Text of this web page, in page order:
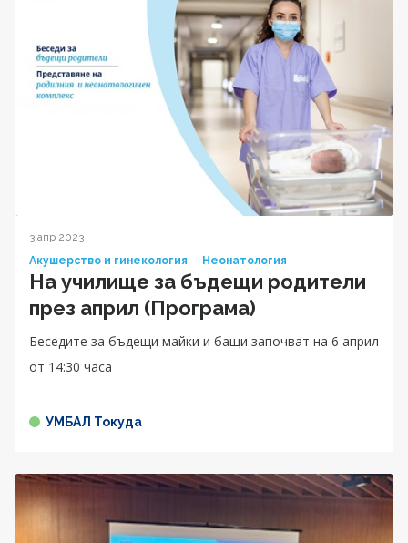
3 апр 2023
Акушерство и гинекология
Неонатология
На училище за бъдещи родители
през април (Програма)
Беседите за бъдещи майки и бащи започват на 6 април
от 14:30 часа
УМБАЛ Токуда